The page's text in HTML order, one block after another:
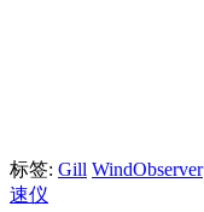
标签: Gill WindObserver
速仪